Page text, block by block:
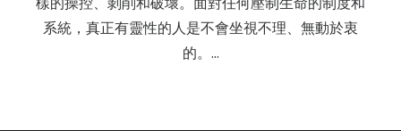
系統，真正有靈性的人是不會坐視不理、無動於衷
的。…